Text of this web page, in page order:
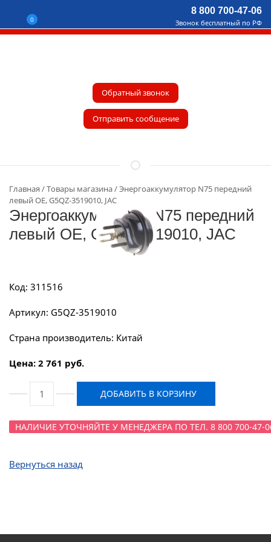
0
8 800 700-47-06
Звонок бесплатный по РФ
Обратный звонок
Отправить сообщение
Главная Товары магазина
Энергоаккумулятор N75 передний
левый OE, G5QZ-3519010, JAC
Энергоаккумулятор N75 передний
левый OE, G5QZ-3519010, JAC
Код: 311516
Артикул: G5QZ-3519010
Страна производитель: Китай
Цена: 2 761 руб.
ДОБАВИТЬ В КОРЗИНУ
НАЛИЧИЕ УТОЧНЯЙТЕ У МЕНЕДЖЕРА ПО ТЕЛ. 8 800 700-47-
Вернуться назад